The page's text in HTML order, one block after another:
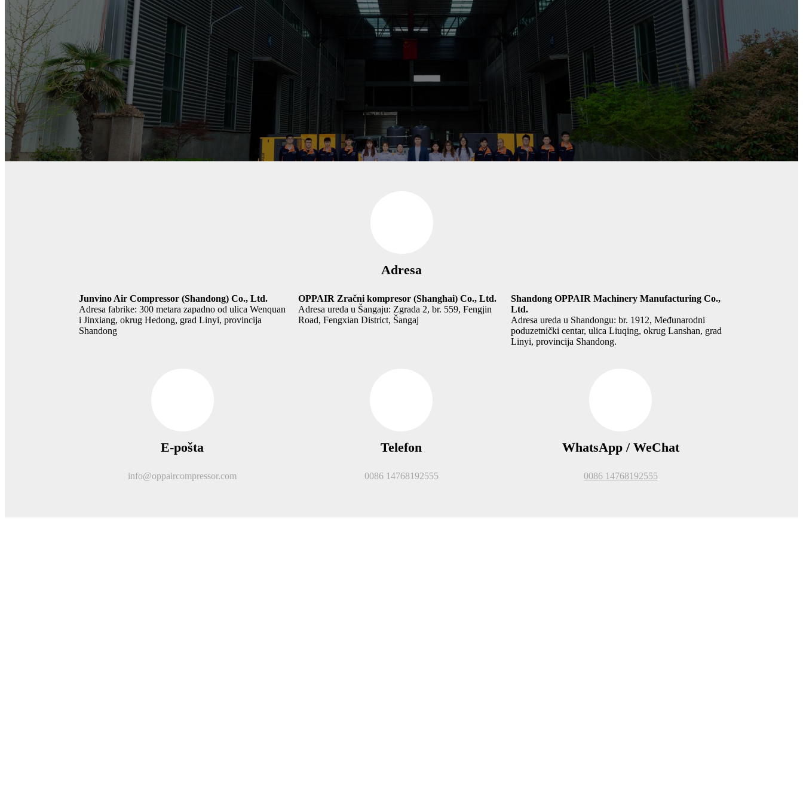
Adresa
Junvino Air Compressor (Shandong) Co., Ltd.
Adresa fabrike: 300 metara zapadno od ulica Wenquan
i Jinxiang, okrug Hedong, grad Linyi, provincija
Shandong
OPPAIR Zračni kompresor (Shanghai) Co., Ltd.
Adresa ureda u Šangaju: Zgrada 2, br. 559, Fengjin
Road, Fengxian District, Šangaj
Shandong OPPAIR Machinery Manufacturing Co.,
Ltd.
Adresa ureda u Shandongu: br. 1912, Međunarodni
poduzetnički centar, ulica Liuqing, okrug Lanshan, grad
Linyi, provincija Shandong.
E-pošta
info@oppaircompressor.com
Telefon
0086 14768192555
WhatsApp / WeChat
0086 14768192555